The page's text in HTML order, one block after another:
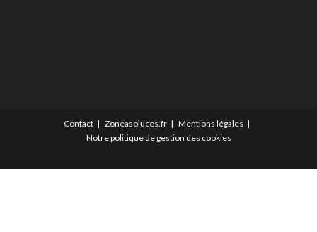
Contact Zoneasoluces.fr
Mentions légales
Notre politique de gestion des cookies